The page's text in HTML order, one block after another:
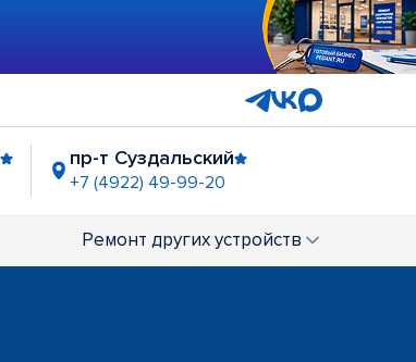
пр-т Суздальский
+7 (4922) 49-99-20
Ремонт других устройств